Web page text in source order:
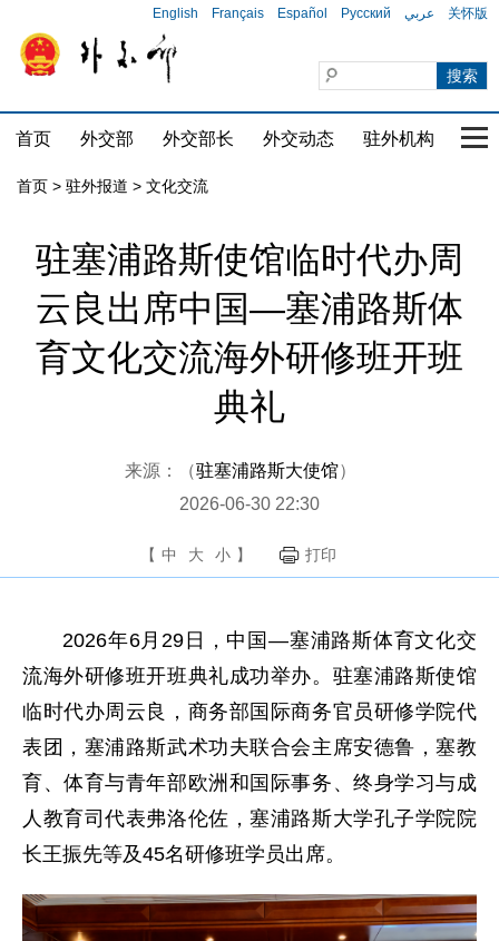
English Français Español Русский عربي 关怀版
首页 外交部 外交部长 外交动态 驻外机构 国
首页 > 驻外报道 > 文化交流
驻塞浦路斯使馆临时代办周
云良出席中国—塞浦路斯体
育文化交流海外研修班开班
典礼
来源：（驻塞浦路斯大使馆）
2026-06-30 22:30
【 中 大 小 】 打印
2026年6月29日，中国—塞浦路斯体育文化交
流海外研修班开班典礼成功举办。驻塞浦路斯使馆
临时代办周云良，商务部国际商务官员研修学院代
表团，塞浦路斯武术功夫联合会主席安德鲁，塞教
育、体育与青年部欧洲和国际事务、终身学习与成
人教育司代表弗洛伦佐，塞浦路斯大学孔子学院院
长王振先等及45名研修班学员出席。